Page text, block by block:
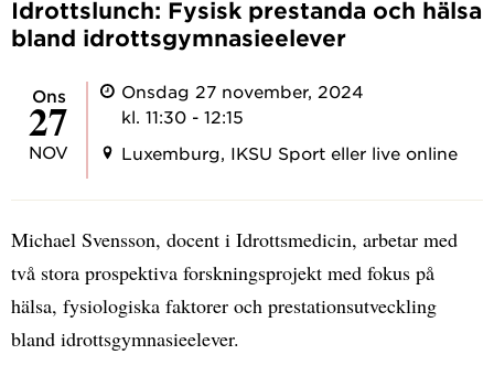
Idrottslunch: Fysisk prestanda och hälsa
bland idrottsgymnasieelever
ons
27
NOV
Onsdag 27 november, 2024
kl. 11:30 - 12:15
Luxemburg, IKSU Sport eller live online
Michael Svensson, docent i Idrottsmedicin, arbetar med
två stora prospektiva forskningsprojekt med fokus på
hälsa, fysiologiska faktorer och prestationsutveckling
bland idrottsgymnasieelever.